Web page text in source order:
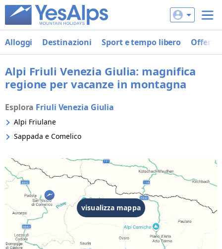
Alloggi Destinazioni Sport e tempo libero Offerte
Alpi Friuli Venezia Giulia: magnifica
regione per vacanze in montagna
Esplora Friuli Venezia Giulia
Alpi Friulane
Sappada e Comelico
visualizza mappa